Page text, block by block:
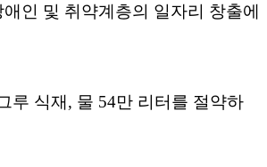
인 및 취약계층의 일자리 창출에
루 식재, 물 54만 리터를 절약하